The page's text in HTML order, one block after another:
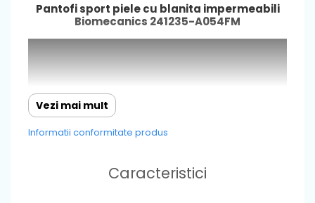
Pantofi sport piele cu blanita impermeabili
Biomecanics 241235-A054FM
Vezi mai mult
Informatii conformitate produs
Caracteristici